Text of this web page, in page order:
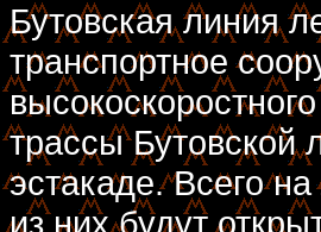
Бутовская линия
транспортное
трассы Бутовской
эстакаде. Всего
из них будут